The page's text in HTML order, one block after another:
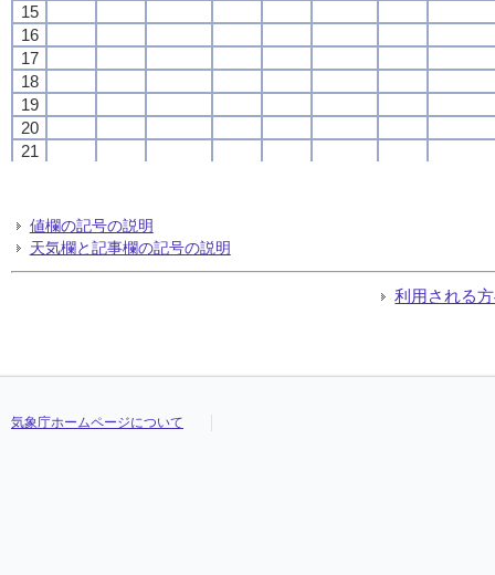
15
16
17
18
19
20
21
24
15
16
17
18
19
20
21
24
15
16
17
18
19
20
21
24
15
16
17
18
19
20
21
24
値欄の記号の説明
天気欄と記事欄の記号の説明
利用される
気象庁ホームページについて